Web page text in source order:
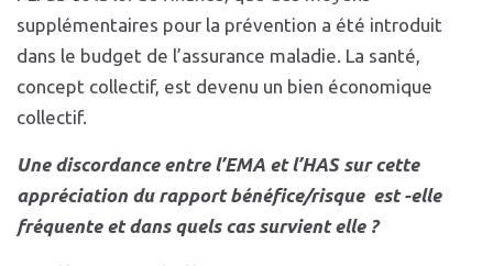
supplémentaires pour la prévention a été introduit
dans le budget de l’assurance maladie. La santé,
concept collectif, est devenu un bien économique
collectif.
Une discordance entre l’EMA et l’HAS sur cette
appréciation du rapport bénéfice/risque est -elle
fréquente et dans quels cas survient elle ?